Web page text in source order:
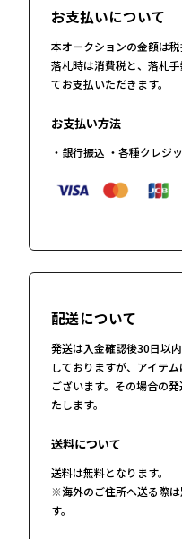
お支払いについて
本オークションの金額は税
落札時は消費税と、落札
てお支払いただきます。
お支払い方法
・銀行振込 ・各種クレジ
配送について
発送は入金確認後30日以
しておりますが、アイテ
ございます。その場合の
たします。
送料について
送料は無料となります。
※海外のご住所へ送る際
す。